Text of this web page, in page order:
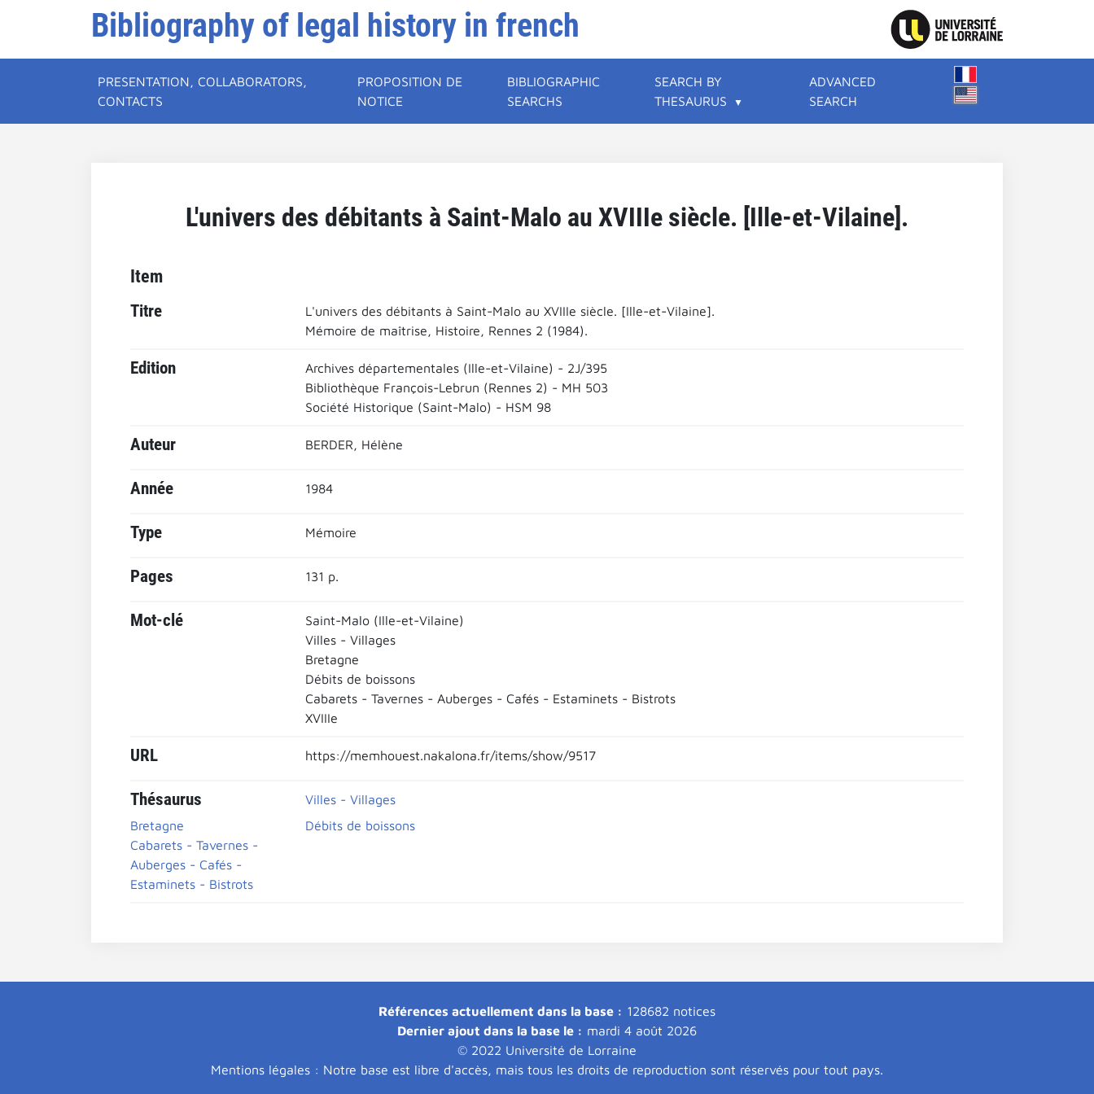
Bibliography of legal history in french
PRESENTATION, COLLABORATORS,
CONTACTS
PROPOSITION DE
NOTICE
BIBLIOGRAPHIC
SEARCHS
SEARCH BY
THESAURUS
ADVANCED
SEARCH
L'univers des débitants à Saint-Malo au XVIIIe siècle. [Ille-et-Vilaine].
Item
Titre
L'univers des débitants à Saint-Malo au XVIIIe siècle. [Ille-et-Vilaine].
Mémoire de maîtrise, Histoire, Rennes 2 (1984).
Edition
Archives départementales (Ille-et-Vilaine) - 2J/395
Bibliothèque François-Lebrun (Rennes 2) - MH 503
Société Historique (Saint-Malo) - HSM 98
Auteur BERDER, Hélène
Année 1984
Type Mémoire
Pages 131 p.
Mot-clé
Saint-Malo (Ille-et-Vilaine)
Villes - Villages
Bretagne
Débits de boissons
Cabarets - Tavernes - Auberges - Cafés - Estaminets - Bistrots
XVIIIe
URL https://memhouest.nakalona.fr/items/show/9517
Thésaurus
Villes - Villages
Bretagne
Débits de boissons
Cabarets - Tavernes -
Auberges - Cafés -
Estaminets - Bistrots
Références actuellement dans la base : 128682 notices
Dernier ajout dans la base le : mardi 4 août 2026
© 2022 Université de Lorraine
Mentions légales : Notre base est libre d'accès, mais tous les droits de reproduction sont réservés pour tout pays.